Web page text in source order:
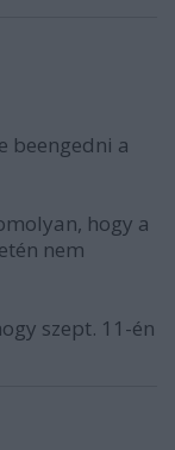
beengedni a
hogy a
nem
szept. 11-én